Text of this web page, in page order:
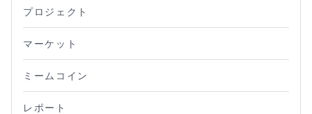
プロジェクト
マーケット
ミームコイン
レポート